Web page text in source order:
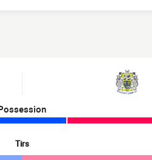
Tirs